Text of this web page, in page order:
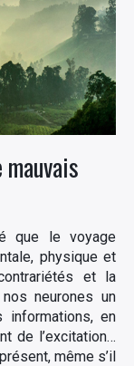
que le voyage
physique et
et la
neurones un
informations, en
de l’excitation…
même s’il